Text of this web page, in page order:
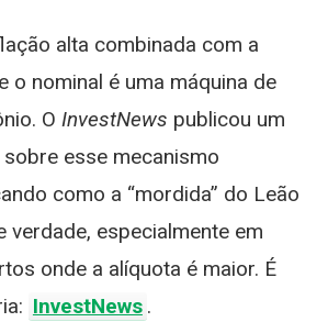
alta combinada com a
o nominal é uma máquina de
O InvestNews publicou um
esse mecanismo
como a “mordida” do Leão
verdade, especialmente em
onde a alíquota é maior. É
InvestNews .